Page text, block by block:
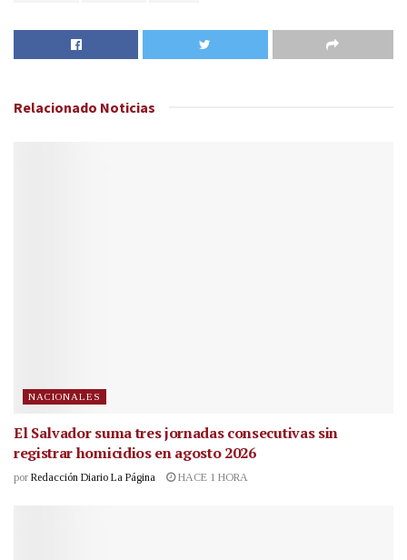
Relacionado Noticias
NACIONALES
El Salvador suma tres jornadas consecutivas sin
registrar homicidios en agosto 2026
por Redacción Diario La Página HACE 1 HORA